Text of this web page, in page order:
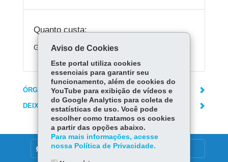
Quanto custa:
Gratuito
ÓRGÃO RESPONSÁVEL
DEIXE SUA OPINIÃO
DENUNCIE CORRUPÇÃO
Aviso de Cookies
Este portal utiliza cookies
essenciais para garantir seu
funcionamento, além de cookies do
YouTube para exibição de vídeos e
do Google Analytics para coleta de
estatísticas de uso. Você pode
escolher como tratamos os cookies
a partir das opções abaixo.
Para mais informações, acesse
nossa Política de Privacidade.